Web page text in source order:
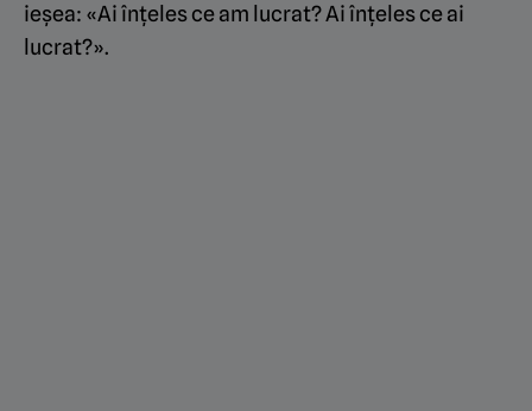
ieșea: «Ai înțeles ce am lucrat? Ai înțeles ce ai
lucrat?».